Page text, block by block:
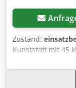
Zustand:
Kunststoff mit 45
Kunststoffe in
verfügt zudem